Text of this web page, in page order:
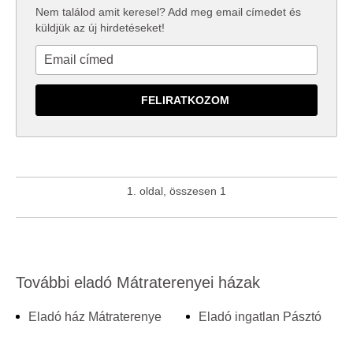
Nem találod amit keresel? Add meg email címedet és
küldjük az új hirdetéseket!
1. oldal, összesen 1
További eladó Mátraterenyei házak
Eladó ház Mátraterenye Eladó ingatlan Pásztó